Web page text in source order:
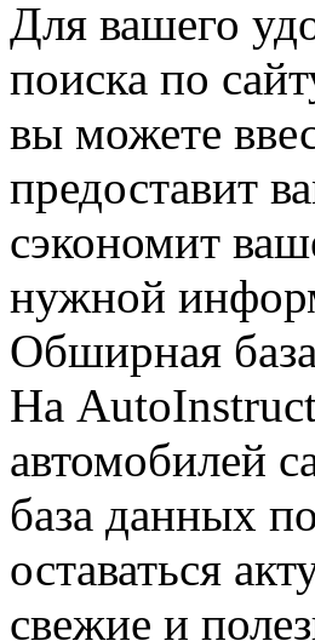
Для вашего
поиска по
вы можете
предоставит
сэкономит
нужной
Обширная
На
автомобилей
база данных
оставаться
свежие и